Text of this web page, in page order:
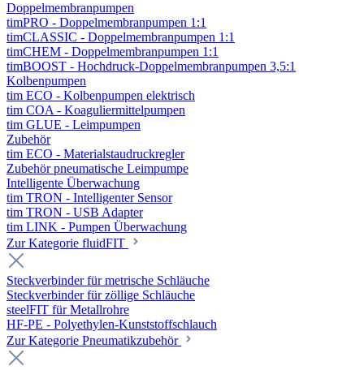
Doppelmembranpumpen
timPRO - Doppelmembranpumpen 1:1
timCLASSIC - Doppelmembranpumpen 1:1
timCHEM - Doppelmembranpumpen 1:1
timBOOST - Hochdruck-Doppelmembranpumpen 3,5:1
Kolbenpumpen
tim ECO - Kolbenpumpen elektrisch
tim COA - Koaguliermittelpumpen
tim GLUE - Leimpumpen
Zubehör
tim ECO - Materialstaudruckregler
Zubehör pneumatische Leimpumpe
Intelligente Überwachung
tim TRON - Intelligenter Sensor
tim TRON - USB Adapter
tim LINK - Pumpen Überwachung
Zur Kategorie fluidFIT
Steckverbinder für metrische Schläuche
Steckverbinder für zöllige Schläuche
steelFIT für Metallrohre
HF-PE - Polyethylen-Kunststoffschlauch
Zur Kategorie Pneumatikzubehör